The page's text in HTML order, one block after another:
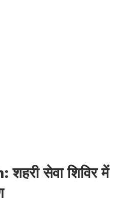
सेवा शिविर में